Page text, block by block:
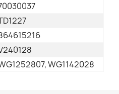
WG1142028